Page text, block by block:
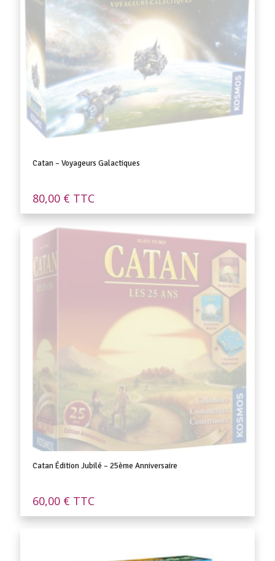
Catan – Voyageurs Galactiques
80,00 € TTC
Catan Édition Jubilé – 25ème Anniversaire
60,00 € TTC